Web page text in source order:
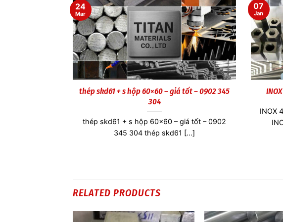
thép skd61 + s hộp 60×60 – giá tốt – 0902 345
304
thép skd61 + s hộp 60×60 – giá tốt – 0902
345 304 thép skd61 [...]
24
Mar
INOX
07
Jan
RELATED PRODUCTS